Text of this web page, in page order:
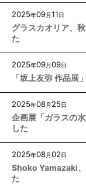
2025年09月11日
グラスカオリア、
た
2025年09月09日
「坂上友弥 作品展
2025年08月 25日
企画展「ガラスの
した
2025年08月02日
Shoko Yamazaki
た